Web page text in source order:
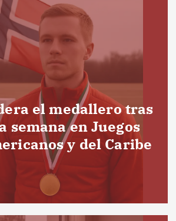
el medallero tras
semana en Juegos
y del Caribe